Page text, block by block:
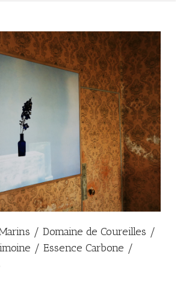
/ Domaine de Coureilles /
/ Essence Carbone /